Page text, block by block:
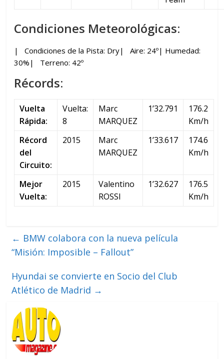
Condiciones Meteorológicas:
| Condiciones de la Pista: Dry| Aire: 24º| Humedad:
30%| Terreno: 42º
Récords:
Vuelta
Rápida:
Vuelta:
8
Marc
MARQUEZ
1’32.791
176.2
Km/h
Récord
del
Circuito:
2015
Marc
MARQUEZ
1’33.617
174.6
Km/h
Mejor
Vuelta:
2015
Valentino
ROSSI
1’32.627
176.5
Km/h
← BMW colabora con la nueva película
“Misión: Imposible – Fallout”
Hyundai se convierte en Socio del Club
Atlético de Madrid →